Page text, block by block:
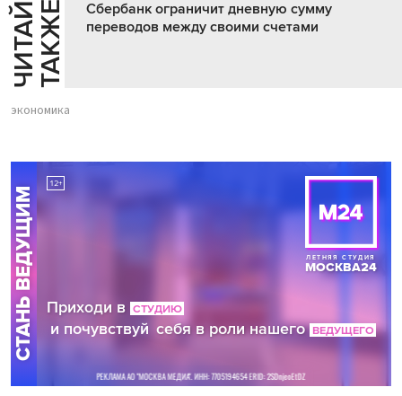
Ч
И
Т
АЙ
Т
Е
Т
А
К
ЖЕ
Сбербанк ограничит дневную сумму
переводов между своими счетами
экономика